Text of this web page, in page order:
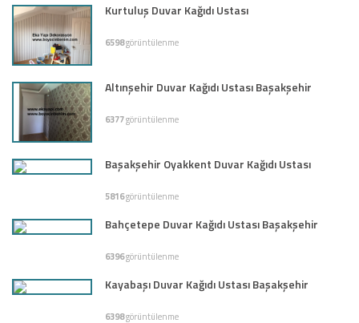
Kurtuluş Duvar Kağıdı Ustası
6598görüntülenme
Altınşehir Duvar Kağıdı Ustası Başakşehir
6377görüntülenme
Başakşehir Oyakkent Duvar Kağıdı Ustası
5816görüntülenme
Bahçetepe Duvar Kağıdı Ustası Başakşehir
6396görüntülenme
Kayabaşı Duvar Kağıdı Ustası Başakşehir
6398görüntülenme